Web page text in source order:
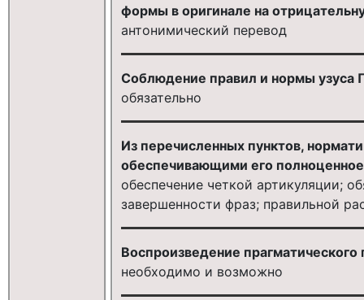
формы в оригинале на
антонимический перевод
Соблюдение правил и нормы узуса
обязательно
Из перечисленных пунктов,
обеспечивающими его
обеспечение четкой артикуляции;
завершенности фраз; правильной
Воспроизведение
необходимо и возможно